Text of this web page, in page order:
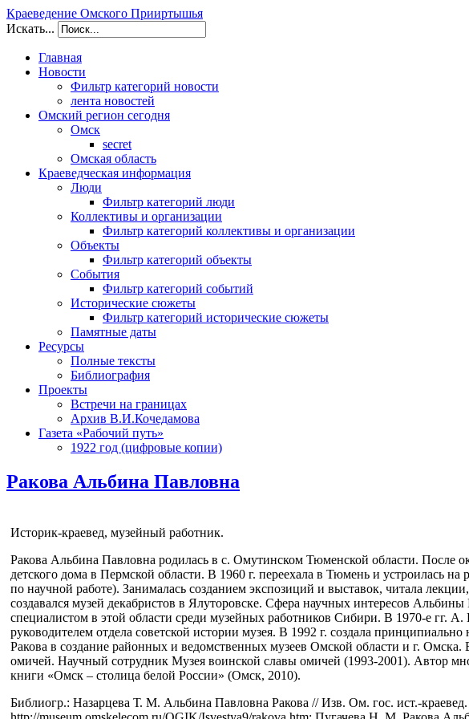
Краеведение Омского Прииртышья
Искать...
Главная
Новости
Фильтр категорий новости
лента новостей
Омский регион сегодня
Омск
secret
Омская область
Краеведческая информация
Люди
Фильтр категорий люди
Коллективы и организации
Фильтр категорий коллективы и организации
Объекты
Фильтр категорий объекты
События
Фильтр категорий событий
Исторические сюжеты
Фильтр категорий исторические сюжеты
Памятные даты
Ресурсы
Полные тексты
Библиография
Проекты
Встречи на границах
Архив В.И.Кочедамова
Газета «Рабочий путь»
1922 год (цифровые копии)
Ракова Альбина Павловна
Историк-краевед, музейный работник.
Ракова Альбина Павловна родилась в с. Омутинском Тюменской области. После
детского дома в Пермской области. В 1960 г. переехала в Тюмень и устроилась
по научной работе). Занималась созданием экспозиций и выставок, читала
создавался музей декабристов в Ялуторовске. Сфера научных интересов
специалистом в этой области среди музейных работников Сибири. В 1970-е гг.
руководителем отдела советской истории музея. В 1992 г. создала
Ракова в создание районных и ведомственных музеев Омской области и г.
омичей. Научный сотрудник Музея воинской славы омичей (1993-2001). Автор
книги «Омск – столица белой России» (Омск, 2010).
Библиогр.: Назарцева Т. М. Альбина Павловна Ракова // Изв. Ом. гос. ист.-